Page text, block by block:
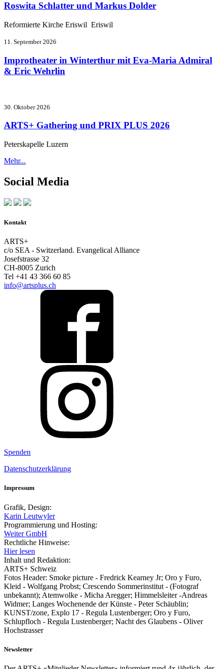
Roswita Schlatter und Markus Dolder
Reformierte Kirche Eriswil Eriswil
11. September 2026
Improtheater in Winterthur mit Eva-Maria Admiral
& Eric Wehrlin
30. Oktober 2026
ARTS+ Gathering und PRIX PLUS 2026
Peterskapelle Luzern
Mehr...
Social Media
Kontakt
ARTS+
c/o SEA - Switzerland. Evangelical Alliance
Josefstrasse 32
CH-8005 Zurich
Tel +41 43 366 60 85
info@artsplus.ch
Spenden
Datenschutzerklärung
Impressum
Grafik, Design:
Karin Leutwyler
Programmierung und Hosting:
Weiter GmbH
Rechtliche Hinweise:
Hier lesen
Inhalt und Redaktion:
ARTS+ Schweiz
Fotos Header: Smoke picture - Fredrick Kearney Jr; Oro y Furo,
Kleid - Wolfgang Probst; Crescendo Sommerinstitut - (Fotograf
unbekannt); Atemwolke - Micha Aregger; Himmelsleiter -Andreas
Widmer; Langes Wochenende der Künste - Peter Schäublin;
KUNST/zone, Explo 17 - Regula Lustenberger; Oro y Furo,
Schlupfloch - Regula Lustenberger; Nacht des Glaubens - Oliver
Hochstrasser
Newsletter